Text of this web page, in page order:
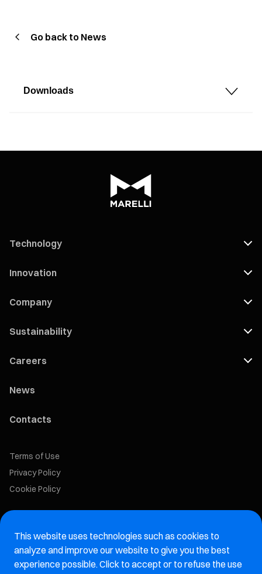
Go back to News
Downloads
Technology
Innovation
Company
Sustainability
Careers
News
Contacts
Terms of Use
Privacy Policy
Cookie Policy
Aftermarket website
This website uses technologies such as cookies to
analyze and improve our website to give you the best
experience possible. Click to accept or to refuse the use